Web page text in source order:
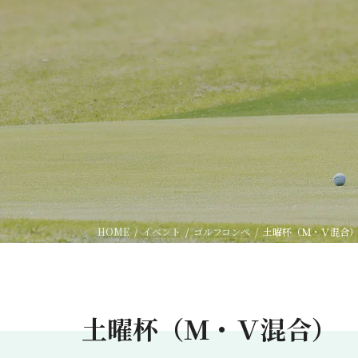
HOME イベント ゴルフコンペ 土曜杯（Ｍ・Ｖ混合）
土曜杯（Ｍ・Ｖ混合）